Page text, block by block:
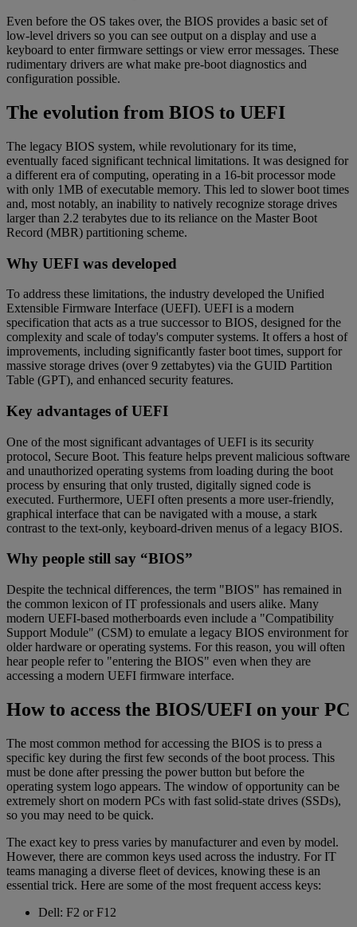
Even before the OS takes over, the BIOS provides a basic set of
low-level drivers so you can see output on a display and use a
keyboard to enter firmware settings or view error messages. These
rudimentary drivers are what make pre-boot diagnostics and
configuration possible.
The evolution from BIOS to UEFI
The legacy BIOS system, while revolutionary for its time,
eventually faced significant technical limitations. It was designed for
a different era of computing, operating in a 16-bit processor mode
with only 1MB of executable memory. This led to slower boot times
and, most notably, an inability to natively recognize storage drives
larger than 2.2 terabytes due to its reliance on the Master Boot
Record (MBR) partitioning scheme.
Why UEFI was developed
To address these limitations, the industry developed the Unified
Extensible Firmware Interface (UEFI). UEFI is a modern
specification that acts as a true successor to BIOS, designed for the
complexity and scale of today's computer systems. It offers a host of
improvements, including significantly faster boot times, support for
massive storage drives (over 9 zettabytes) via the GUID Partition
Table (GPT), and enhanced security features.
Key advantages of UEFI
One of the most significant advantages of UEFI is its security
protocol, Secure Boot. This feature helps prevent malicious software
and unauthorized operating systems from loading during the boot
process by ensuring that only trusted, digitally signed code is
executed. Furthermore, UEFI often presents a more user-friendly,
graphical interface that can be navigated with a mouse, a stark
contrast to the text-only, keyboard-driven menus of a legacy BIOS.
Why people still say “BIOS”
Despite the technical differences, the term "BIOS" has remained in
the common lexicon of IT professionals and users alike. Many
modern UEFI-based motherboards even include a "Compatibility
Support Module" (CSM) to emulate a legacy BIOS environment for
older hardware or operating systems. For this reason, you will often
hear people refer to "entering the BIOS" even when they are
accessing a modern UEFI firmware interface.
How to access the BIOS/UEFI on your PC
The most common method for accessing the BIOS is to press a
specific key during the first few seconds of the boot process. This
must be done after pressing the power button but before the
operating system logo appears. The window of opportunity can be
extremely short on modern PCs with fast solid-state drives (SSDs),
so you may need to be quick.
The exact key to press varies by manufacturer and even by model.
However, there are common keys used across the industry. For IT
teams managing a diverse fleet of devices, knowing these is an
essential trick. Here are some of the most frequent access keys:
Dell: F2 or F12